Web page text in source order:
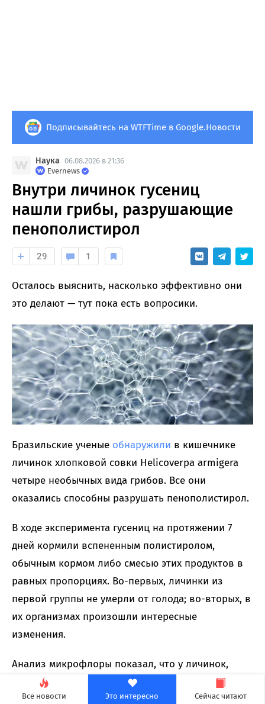
Все новости Это интересно Сейчас читают
Подписывайтесь на WTFTime в Google.Новости
Наука 06.08.2026 в 21:36
Evernews
Внутри личинок гусениц
нашли грибы, разрушающие
пенополистирол
29 1
Осталось выяснить, насколько эффективно они
это делают — тут пока есть вопросики.
Бразильские ученые обнаружили в кишечнике
личинок хлопковой совки Helicoverpa armigera
четыре необычных вида грибов. Все они
оказались способны разрушать пенополистирол.
В ходе эксперимента гусениц на протяжении 7
дней кормили вспененным полистиролом,
обычным кормом либо смесью этих продуктов в
равных пропорциях. Во-первых, личинки из
первой группы не умерли от голода; во-вторых, в
их организмах произошли интересные
изменения.
Анализ микрофлоры показал, что у личинок,
получавших только пластик, заметно
увеличилось количество грибов Aspergillus,